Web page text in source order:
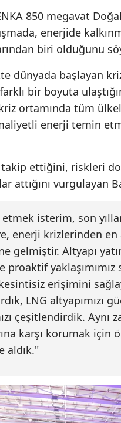
850 megavat
enerjide
biri olduğunu
dünyada başlayan
bir boyuta
ortamında tüm
enerji temin
ettiğini, riskleri
attığını vurgulayan
isterim, son
enerji krizlerinden
Altyapı
yaklaşımımız
erişimini
LNG altyapımızı
çeşitlendirdik. Aynı
karşı korumak için
aldık."